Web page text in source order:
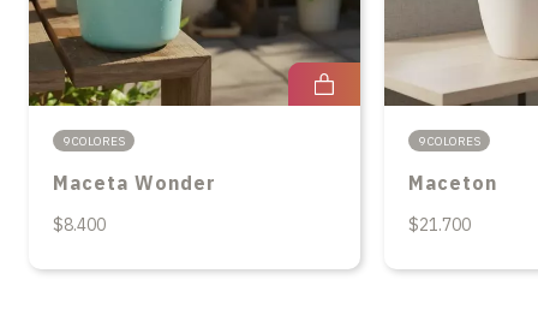
9 COLORES
Maceta Wonder
$8.400
9 COLORES
Maceton
$21.700